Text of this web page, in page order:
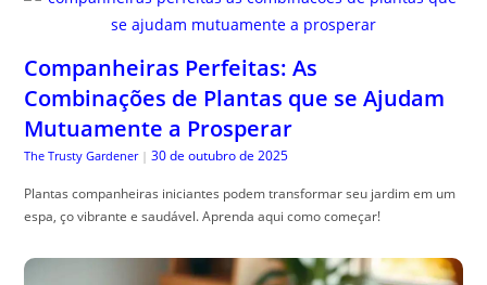
Companheiras Perfeitas: As
Combinações de Plantas que se Ajudam
Mutuamente a Prosperar
The Trusty Gardener | 30 de outubro de 2025
Plantas companheiras iniciantes podem transformar seu jardim em um
espa, ço vibrante e saudável. Aprenda aqui como começar!